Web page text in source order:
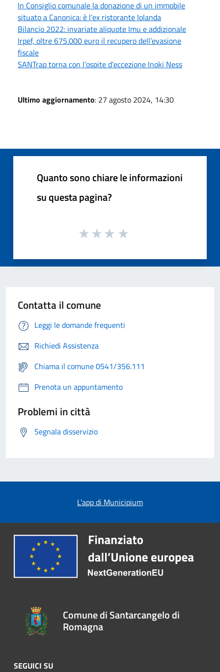
In Consiglio comunale la donazione di un immobile
situato a Canonica: è l’ex ristorante Iolanda
Bilancio 2022: invariate aliquote Imu e addizionale
Irpef, oltre 675.000 euro il recupero dell’evasione
fiscale
SANTrap torna con l’ospite d’eccezione Inoki Ness
Ultimo aggiornamento: 27 agosto 2024, 14:30
Quanto sono chiare le informazioni
su questa pagina?
Contatta il comune
Leggi le domande frequenti
Richiedi Assistenza
Chiama il comune 0541/356.111
Prenota un appuntamento
Problemi in città
Segnala disservizio
L'app di Municipium
Comune di Santarcangelo di
Romagna
SEGUICI SU